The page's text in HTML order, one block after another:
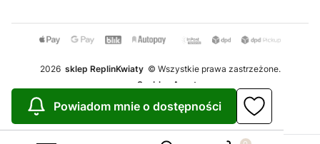
2026 sklep ReplinKwiaty © Wszystkie prawa zastrzeżone.
Szablon Avant
Realizacja:Increo Studio
Powiadom mnie o dostępności
Produkty w